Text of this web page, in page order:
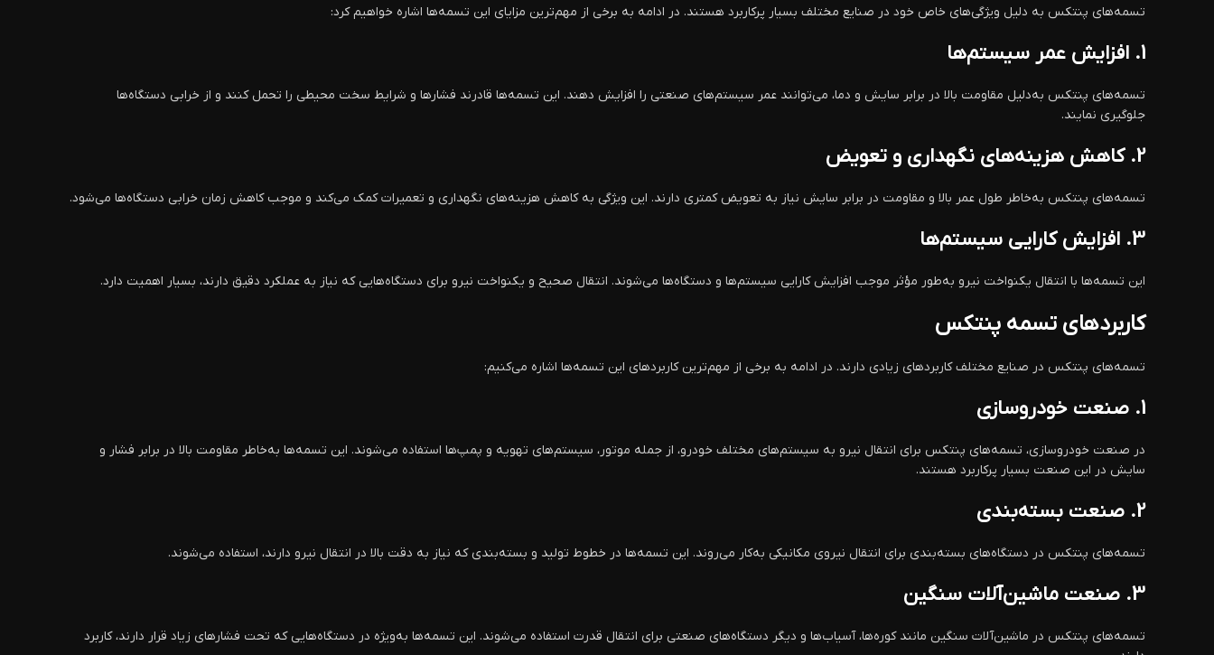
تسمه‌های پنتکس به دلیل ویژگی‌های خاص خود در صنایع مختلف بسیار پرکاربرد هستند. در ادامه به برخی از مهم‌ترین مزایای این تسمه‌ها اشاره خواهیم کرد:
1. افزایش عمر سیستم‌ها
تسمه‌های پنتکس به‌دلیل مقاومت بالا در برابر سایش و دما، می‌توانند عمر سیستم‌های صنعتی را افزایش دهند. این تسمه‌ها قادرند فشارها و شرایط سخت محیطی را تحمل کنند و از خرابی دستگاه‌ها
جلوگیری نمایند.
2. کاهش هزینه‌های نگهداری و تعویض
تسمه‌های پنتکس به‌خاطر طول عمر بالا و مقاومت در برابر سایش نیاز به تعویض کمتری دارند. این ویژگی به کاهش هزینه‌های نگهداری و تعمیرات کمک می‌کند و موجب کاهش زمان خرابی دستگاه‌ها می‌شود.
3. افزایش کارایی سیستم‌ها
این تسمه‌ها با انتقال یکنواخت نیرو به‌طور مؤثر موجب افزایش کارایی سیستم‌ها و دستگاه‌ها می‌شوند. انتقال صحیح و یکنواخت نیرو برای دستگاه‌هایی که نیاز به عملکرد دقیق دارند، بسیار اهمیت دارد.
کاربردهای تسمه پنتکس
تسمه‌های پنتکس در صنایع مختلف کاربردهای زیادی دارند. در ادامه به برخی از مهم‌ترین کاربردهای این تسمه‌ها اشاره می‌کنیم:
1. صنعت خودروسازی
در صنعت خودروسازی، تسمه‌های پنتکس برای انتقال نیرو به سیستم‌های مختلف خودرو، از جمله موتور، سیستم‌های تهویه و پمپ‌ها استفاده می‌شوند. این تسمه‌ها به‌خاطر مقاومت بالا در برابر فشار و
سایش در این صنعت بسیار پرکاربرد هستند.
2. صنعت بسته‌بندی
تسمه‌های پنتکس در دستگاه‌های بسته‌بندی برای انتقال نیروی مکانیکی به‌کار می‌روند. این تسمه‌ها در خطوط تولید و بسته‌بندی که نیاز به دقت بالا در انتقال نیرو دارند، استفاده می‌شوند.
3. صنعت ماشین‌آلات سنگین
تسمه‌های پنتکس در ماشین‌آلات سنگین مانند کوره‌ها، آسیاب‌ها و دیگر دستگاه‌های صنعتی برای انتقال قدرت استفاده می‌شوند. این تسمه‌ها به‌ویژه در دستگاه‌هایی که تحت فشارهای زیاد قرار دارند، کاربرد